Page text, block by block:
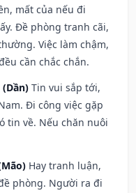
mất của nếu đi
Đề phòng tranh cãi,
Việc làm chậm,
cần chắc chắn.
Tin vui sắp tới,
Đi công việc gặp
tin về. Nếu chăn nuôi
Hay tranh luận,
phòng. Người ra đi